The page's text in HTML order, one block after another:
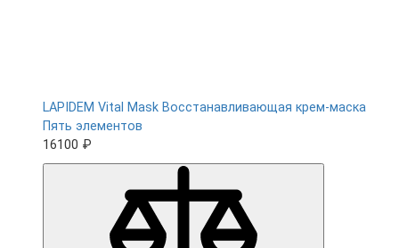
LAPIDEM Vital Mask Восстанавливающая крем-маска
Пять элементов
16100 ₽